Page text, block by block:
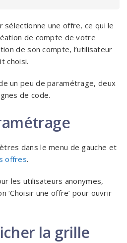
sélectionne une offre, ce qui le
de compte de votre
de son compte, l’utilisateur
choisi.
un peu de paramétrage, deux
de code.
dans le menu de gauche et
offres.
les utilisateurs anonymes,
‘Choisir une offre’ pour ouvrir
la grille